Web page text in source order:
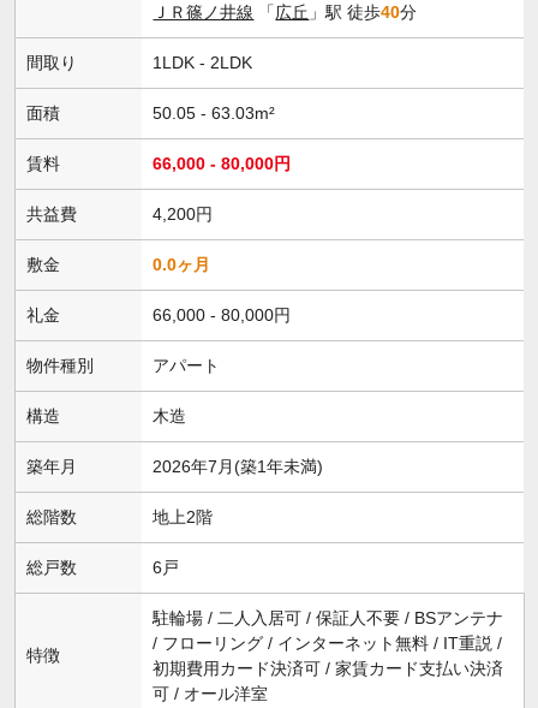
ＪＲ篠ノ井線 「広丘 」駅 徒歩40分
間取り 1LDK - 2LDK
面積 50.05 - 63.03m²
賃料 66,000 - 80,000円
共益費 4,200円
敷金 0.0ヶ月
礼金 66,000 - 80,000円
物件種別 アパート
構造 木造
築年月 2026年7月(築1年未満)
総階数 地上2階
総戸数 6戸
特徴
駐輪場 / 二人入居可 / 保証人不要 / BSアンテナ
/ フローリング / インターネット無料 / IT重説 /
初期費用カード決済可 / 家賃カード支払い決済
可 / オール洋室